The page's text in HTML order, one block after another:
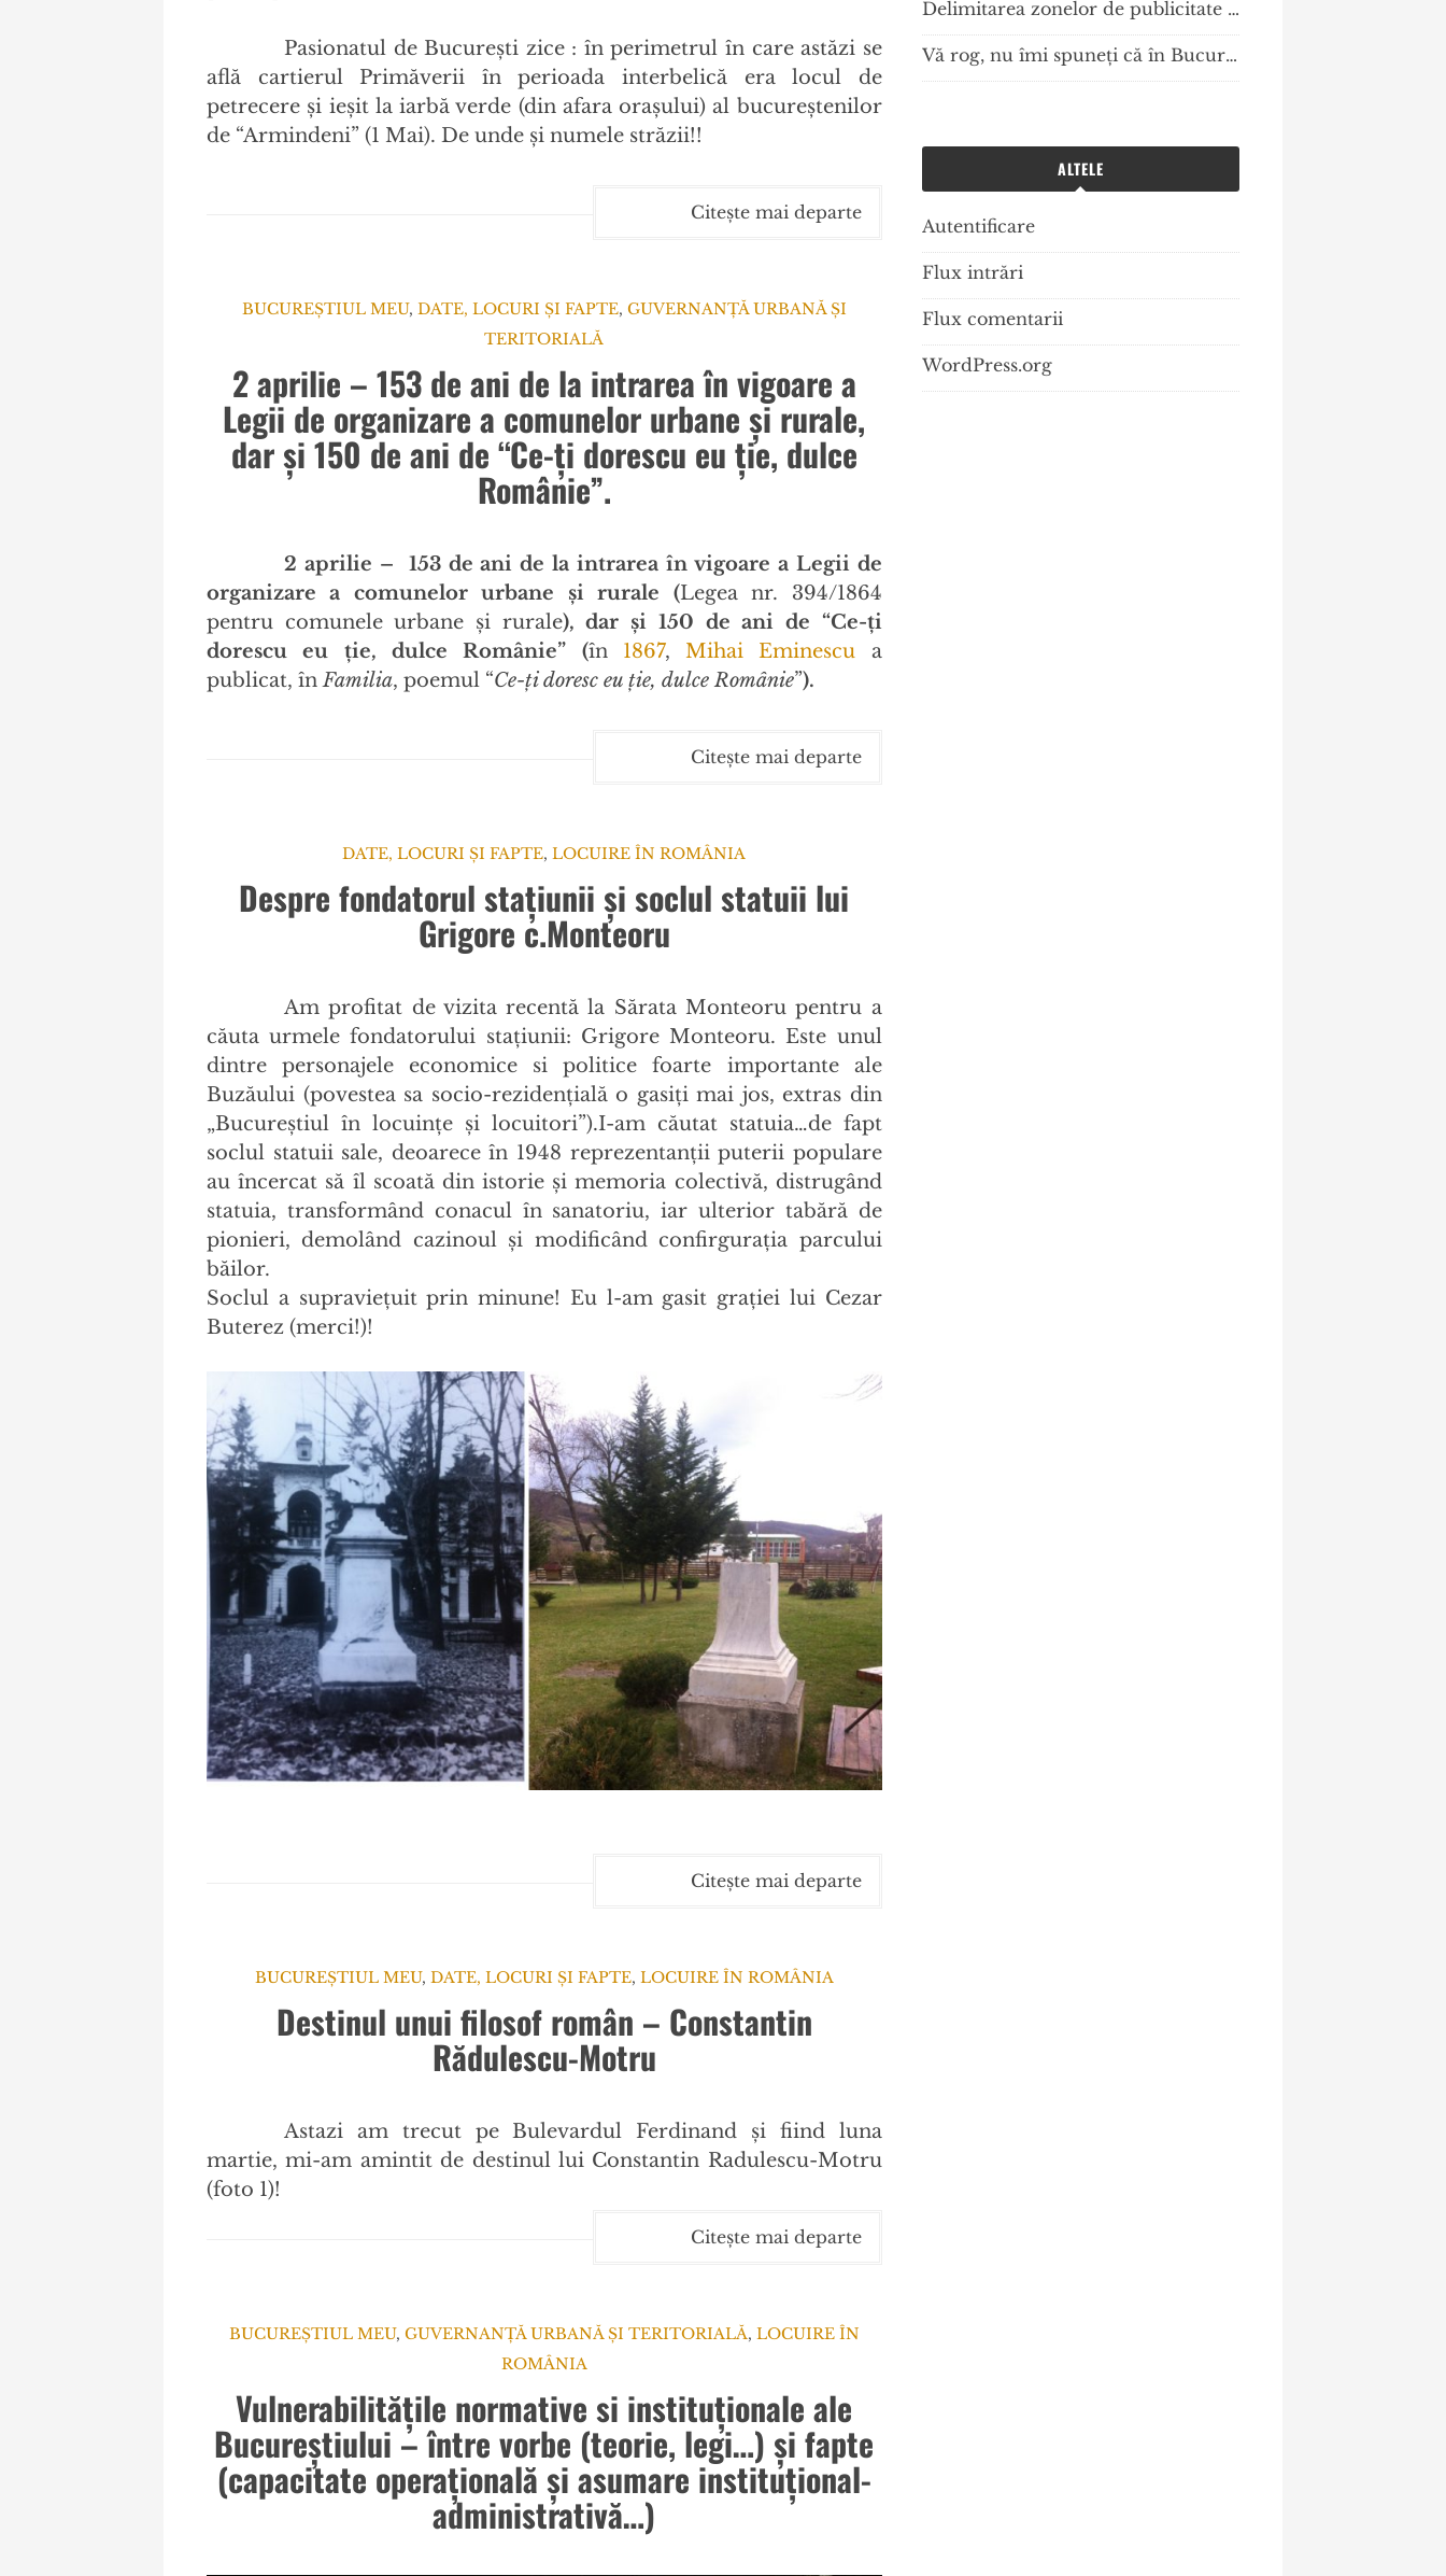
Pasionatul de București zice : în perimetrul în care astăzi se
află cartierul Primăverii în perioada interbelică era locul de
petrecere și ieșit la iarbă verde (din afara orașului) al bucureștenilor
de “Armindeni” (1 Mai). De unde și numele străzii!!
Citește mai departe
BUCUREȘTIUL MEU, DATE, LOCURI ȘI FAPTE, GUVERNANȚĂ URBANĂ ȘI
TERITORIALĂ
2 aprilie – 153 de ani de la intrarea în vigoare a
Legii de organizare a comunelor urbane și rurale,
dar și 150 de ani de “Ce-ți dorescu eu ție, dulce
Românie”.
2 aprilie – 153 de ani de la intrarea în vigoare a Legii de
organizare a comunelor urbane și rurale (Legea nr. 394/1864
pentru comunele urbane și rurale), dar și 150 de ani de “Ce-ți
dorescu eu ție, dulce Românie” (în 1867,Mihai Eminescu a
publicat, înFamilia, poemul “Ce-ți doresc eu ție, dulce Românie”).
Citește mai departe
DATE, LOCURI ȘI FAPTE,LOCUIRE ÎN ROMÂNIA
Despre fondatorul stațiunii și soclul statuii lui
Grigore c.Monteoru
Am profitat de vizita recentă la Sărata Monteoru pentru a
căuta urmele fondatorului stațiunii: Grigore Monteoru. Este unul
dintre personajele economice si politice foarte importante ale
Buzăului (povestea sa socio-rezidențială o gasiți mai jos, extras din
„Bucureștiul în locuințe și locuitori”).I-am căutat statuia…de fapt
soclul statuii sale, deoarece în 1948 reprezentanții puterii populare
au încercat să îl scoată din istorie și memoria colectivă, distrugând
statuia, transformând conacul în sanatoriu, iar ulterior tabără de
pionieri, demolând cazinoul și modificând confirgurația parcului
băilor.
Soclul a supraviețuit prin minune! Eu l-am gasit grației lui Cezar
Buterez (merci!)!
Citește mai departe
BUCUREȘTIUL MEU, DATE, LOCURI ȘI FAPTE, LOCUIRE ÎN ROMÂNIA
Destinul unui filosof român – Constantin
Rădulescu-Motru
Astazi am trecut pe Bulevardul Ferdinand și fiind luna
martie, mi-am amintit de destinul lui Constantin Radulescu-Motru
(foto 1)!
Citește mai departe
BUCUREȘTIUL MEU, GUVERNANȚĂ URBANĂ ȘI TERITORIALĂ, LOCUIRE ÎN
ROMÂNIA
Vulnerabilitățile normative si instituționale ale
Bucureștiului – între vorbe (teorie, legi…) și fapte
(capacitate operațională și asumare instituțional-
administrativă…)
Delimitarea zonelor de publicitate restrânsă/lărgită şi amplasare a mijloacelor de publicitate în România – elemente normative și tehnice geo-spaţiale de planificare urbană
Vă rog, nu îmi spuneți că în București mai există autoritate publică! Am întrebat la PMB și ISC care mi-au confirmat asta…
ALTELE
Autentificare
Flux intrări
Flux comentarii
WordPress.org